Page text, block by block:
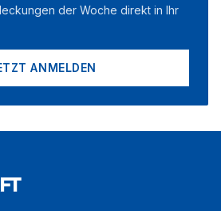
der Woche direkt in Ihr
ANMELDEN